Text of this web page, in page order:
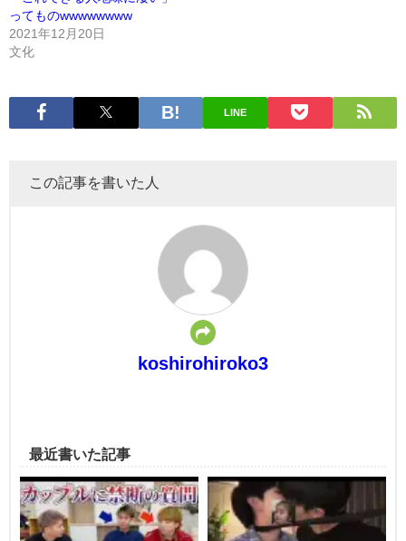
ってものwwwwwwww
2021年12月20日
文化
LINE
この記事を書いた人
koshirohiroko3
最近書いた記事